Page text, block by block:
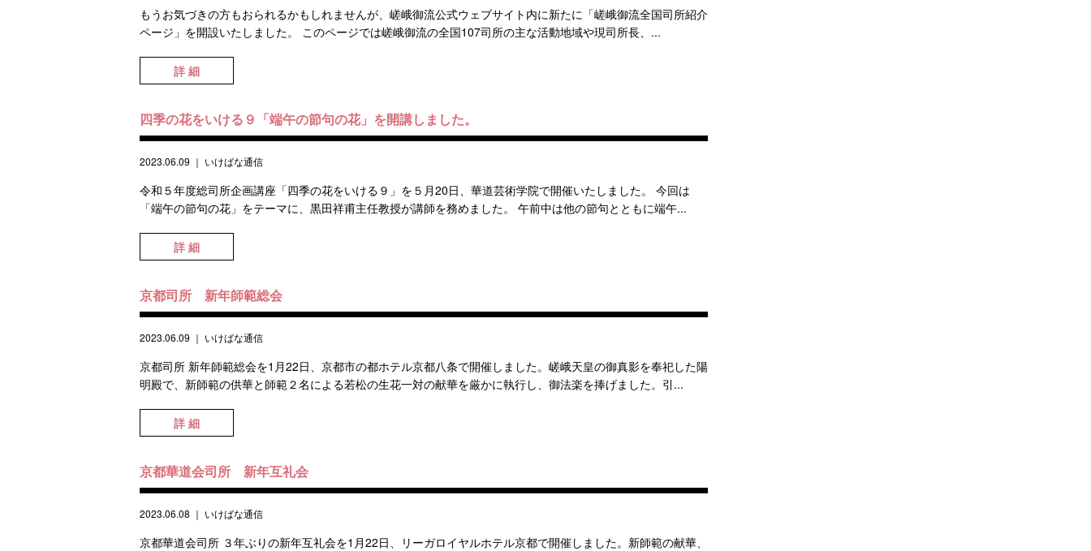
もうお気づきの方もおられるかもしれませんが、嵯峨御流公式ウェブサイト内に新たに「嵯峨御流全国司所紹介
ページ」を開設いたしました。 このページでは嵯峨御流の全国107司所の主な活動地域や現司所長、...
詳 細
四季の花をいける９「端午の節句の花」を開講しました。
2023.06.09 ｜ いけばな通信
令和５年度総司所企画講座「四季の花をいける９」を５月20日、華道芸術学院で開催いたしました。 今回は
「端午の節句の花」をテーマに、黒田祥甫主任教授が講師を務めました。 午前中は他の節句とともに端午...
詳 細
京都司所 新年師範総会
2023.06.09 ｜ いけばな通信
京都司所 新年師範総会を1月22日、京都市の都ホテル京都八条で開催しました。嵯峨天皇の御真影を奉祀した陽
明殿で、新師範の供華と師範２名による若松の生花一対の献華を厳かに執行し、御法楽を捧げました。引...
詳 細
京都華道会司所 新年互礼会
2023.06.08 ｜ いけばな通信
京都華道会司所 ３年ぶりの新年互礼会を1月22日、リーガロイヤルホテル京都で開催しました。新師範の献華、